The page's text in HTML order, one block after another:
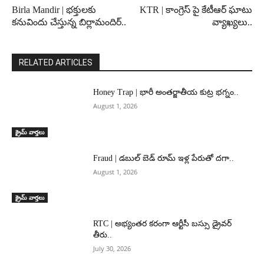
Birla Mandir | భక్తులకు
కనువిందు చేస్తున్న బిర్లామందిర్..
KTR | కాంగ్రెస్ పై కేటీఆర్ ఘాటు
వ్యాఖ్యలు..
RELATED ARTICLES
క్రైమ్ వార్తలు
Honey Trap | భారీ అంతర్జాతీయ కుట్ర భగ్నం..
August 1, 2026
క్రైమ్ వార్తలు
Fraud | డబుల్ బెడ్ రూమ్ ఇళ్ల పేరుతో దగా..
August 1, 2026
RTC | అభ్యంతర కరంగా ఆర్టీసీ బస్సు డ్రైవర్
తీరు..
July 30, 2026